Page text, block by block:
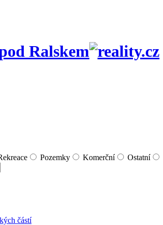
Ralskem
Pozemky Komerční Ostatní
částí